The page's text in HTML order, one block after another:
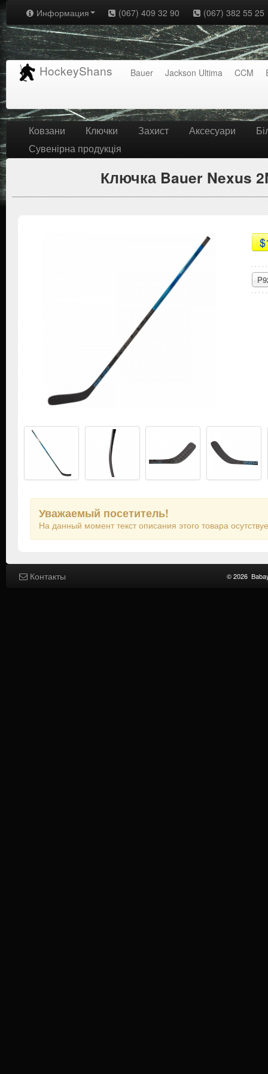
Информация (067) 409 32 90 (067) 382 55 25
HockeyShans Bauer Jackson Ultima CCM
Ковзани Ключки Захист Аксесуари
Сувенірна продукція
Ключка Bauer Nexus
Уважаемый посетитель!
На данный момент текст описания этого товара
Контакты © 2026